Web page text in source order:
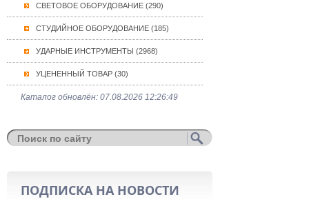
СВЕТОВОЕ ОБОРУДОВАНИЕ (290)
СТУДИЙНОЕ ОБОРУДОВАНИЕ (185)
УДАРНЫЕ ИНСТРУМЕНТЫ (2968)
УЦЕНЕННЫЙ ТОВАР (30)
Каталог обновлён: 07.08.2026 12:26:49
ПОДПИСКА НА НОВОСТИ